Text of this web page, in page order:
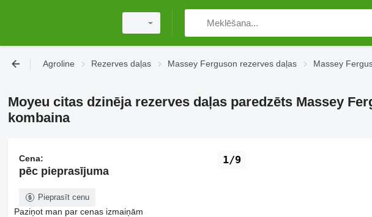
Agroline Rezerves daļas Massey Ferguson rezerves daļas Massey
Moyeu citas dzinēja rezerves daļas paredzēts Massey
kombaina
1/9
Cena:
pēc pieprasījuma
Pieprasīt cenu
Paziņot man par cenas izmaiņām